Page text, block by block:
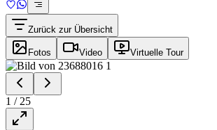
Zurück zur Übersicht
Fotos Video Virtuelle Tour
1 / 25